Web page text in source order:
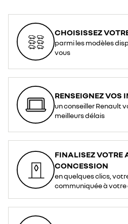
CHOISISSEZ
parmi les modèles
vous
RENSEIGNEZ VOS
un conseiller Renault
meilleurs délais
FINALISEZ VOTRE
CONCESSION
en quelques clics,
communiquée à